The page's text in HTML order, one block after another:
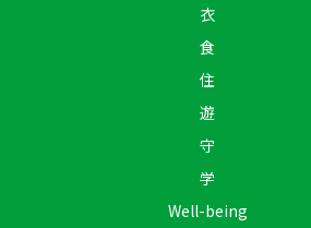
衣
食
住
遊
守
学
Well-being